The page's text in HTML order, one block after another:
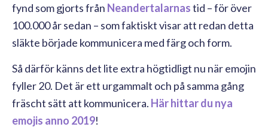
fynd som gjorts från Neandertalarnastid – för över
100.000 år sedan – som faktiskt visar att redan detta
släkte började kommunicera med färg och form.
Så därför känns det lite extra högtidligt nu när emojin
fyller 20. Det är ett urgammalt och på samma gång
fräscht sätt att kommunicera. Här hittar du nya
emojis anno 2019!